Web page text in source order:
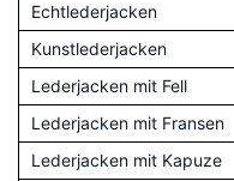
Echtlederjacken
Kunstlederjacken
Lederjacken mit Fell
Lederjacken mit Fransen
Lederjacken mit Kapuze